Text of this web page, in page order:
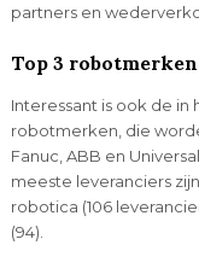
partners en
Top 3 robotmerken
Interessant is ook de
robotmerken, die
Fanuc, ABB en
meeste leveranciers
robotica (106
(94).